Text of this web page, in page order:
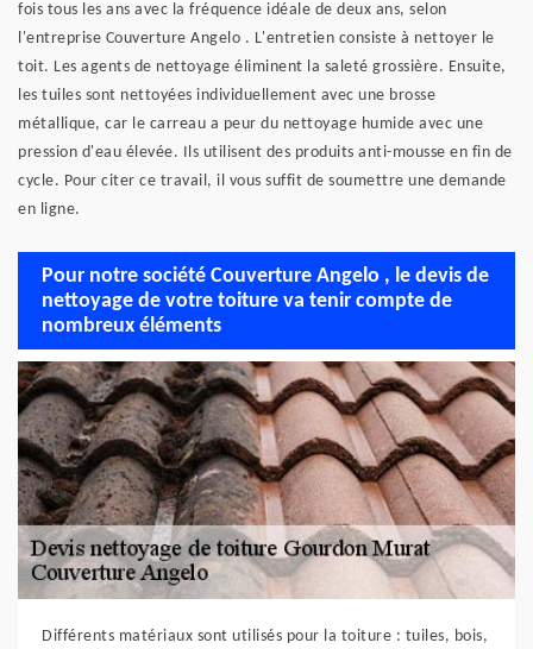
fois tous les ans avec la fréquence idéale de deux ans, selon
l'entreprise Couverture Angelo . L'entretien consiste à nettoyer le
toit. Les agents de nettoyage éliminent la saleté grossière. Ensuite,
les tuiles sont nettoyées individuellement avec une brosse
métallique, car le carreau a peur du nettoyage humide avec une
pression d'eau élevée. Ils utilisent des produits anti-mousse en fin de
cycle. Pour citer ce travail, il vous suffit de soumettre une demande
en ligne.
Pour notre société Couverture Angelo , le devis de
nettoyage de votre toiture va tenir compte de
nombreux éléments
Différents matériaux sont utilisés pour la toiture : tuiles, bois,